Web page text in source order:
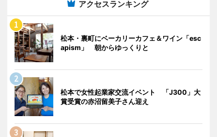
アクセスランキング
松本・裏町にベーカリーカフェ＆ワイン「esc
apism」 朝からゆっくりと
松本で女性起業家交流イベント 「J300」大
賞受賞の赤沼留美子さん迎え